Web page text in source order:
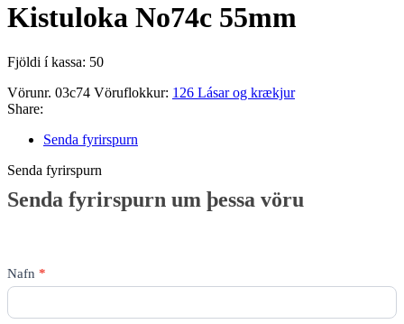
Kistuloka No74c 55mm
Fjöldi í kassa: 50
Vörunr. 03c74 Vöruflokkur: 126 Lásar og krækjur
Share:
Senda fyrirspurn
Senda fyrirspurn
fyrirspurn
Senda fyrirspurn um þessa vöru
Nafn *